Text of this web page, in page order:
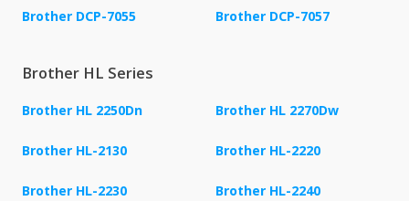
Brother DCP-7055 Brother DCP-7057
Brother HL Series
Brother HL 2250Dn Brother HL 2270Dw
Brother HL-2130 Brother HL-2220
Brother HL-2230 Brother HL-2240